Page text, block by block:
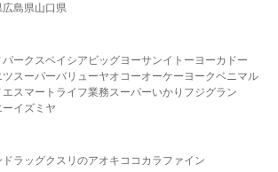
広島県山口県
パークスベイシア ビッグヨーサンイトーヨーカドー
ツスーパーバリューヤオコーオーケー ヨークベニマル
エスマート ライフ業務スーパーいかり フジグラン
ーイズミヤ
ドラッグクスリのアオキ ココカラファイン